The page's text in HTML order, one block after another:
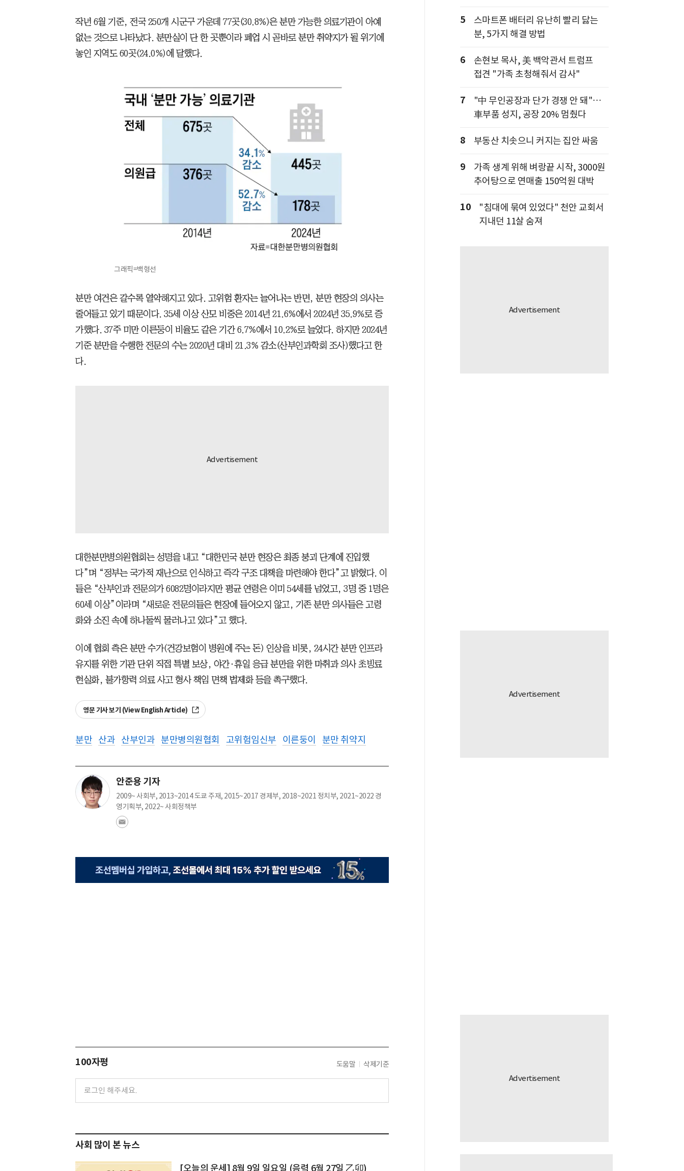
작년 6월 기준, 전국 250개 시군구 가운데 77곳(30.8%)은 분만 가능한 의료기관이 아예
없는 것으로 나타났다. 분만실이 단 한 곳뿐이라 폐업 시 곧바로 분만 취약지가 될 위기에
놓인 지역도 60곳(24.0%)에 달했다.
그래픽=백형선
분만 여건은 갈수록 열악해지고 있다. 고위험 환자는 늘어나는 반면, 분만 현장의 의사는
줄어들고 있기 때문이다. 35세 이상 산모 비중은 2014년 21.6%에서 2024년 35.9%로 증
가했다. 37주 미만 이른둥이 비율도 같은 기간 6.7%에서 10.2%로 늘었다. 하지만 2024년
기준 분만을 수행한 전문의 수는 2020년 대비 21.3% 감소(산부인과학회 조사)했다고 한
다.
대한분만병의원협회는 성명을 내고 “대한민국 분만 현장은 최종 붕괴 단계에 진입했
다”며 “정부는 국가적 재난으로 인식하고 즉각 구조 대책을 마련해야 한다”고 밝혔다. 이
들은 “산부인과 전문의가 6082명이라지만 평균 연령은 이미 54세를 넘었고, 3명 중 1명은
60세 이상”이라며 “새로운 전문의들은 현장에 들어오지 않고, 기존 분만 의사들은 고령
화와 소진 속에 하나둘씩 물러나고 있다”고 했다.
이에 협회 측은 분만 수가(건강보험이 병원에 주는 돈) 인상을 비롯, 24시간 분만 인프라
유지를 위한 기관 단위 직접 특별 보상, 야간·휴일 응급 분만을 위한 마취과 의사 초빙료
현실화, 불가항력 의료 사고 형사 책임 면책 법제화 등을 촉구했다.
영문 기사 보기 (View English Article)
분만 산과 산부인과 분만병의원협회 고위험임신부 이른둥이 분만 취약지
안준용 기자
2009~ 사회부, 2013~2014 도쿄 주재, 2015~2017 경제부, 2018~2021 정치부, 2021~2022 경
영기획부, 2022~ 사회정책부
100자평 도움말 삭제기준
사회 많이 본 뉴스
[오늘의 운세] 8월 9일 일요일 (음력 6월 27일 乙卯)
5
스마트폰 배터리 유난히 빨리 닳는
분, 5가지 해결 방법
6
손현보 목사, 美 백악관서 트럼프
접견 "가족 초청해줘서 감사"
7
"中 무인공장과 단가 경쟁 안 돼"…
車부품 성지, 공장 20% 멈췄다
8 부동산 치솟으니 커지는 집안 싸움
9
가족 생계 위해 벼랑끝 시작, 3000원
추어탕으로 연매출 150억원 대박
10
"침대에 묶여 있었다" 천안 교회서
지내던 11살 숨져